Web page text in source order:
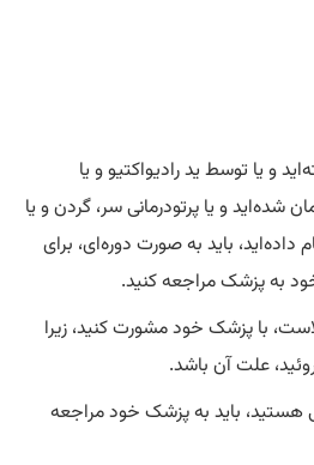
و یا توسط ید رادیواکتیو و یا
شده‌اید و یا پرتودرمانی سر، گردن و یا
داده‌اید، باید به صورت دوره‌ای، برای
به پزشک مراجعه کنید.
با پزشک خود مشورت کنید، زیرا
علت آن باشد.
هستید، باید به پزشک خود مراجعه